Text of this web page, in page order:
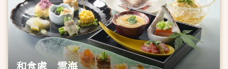
和食處 雲海